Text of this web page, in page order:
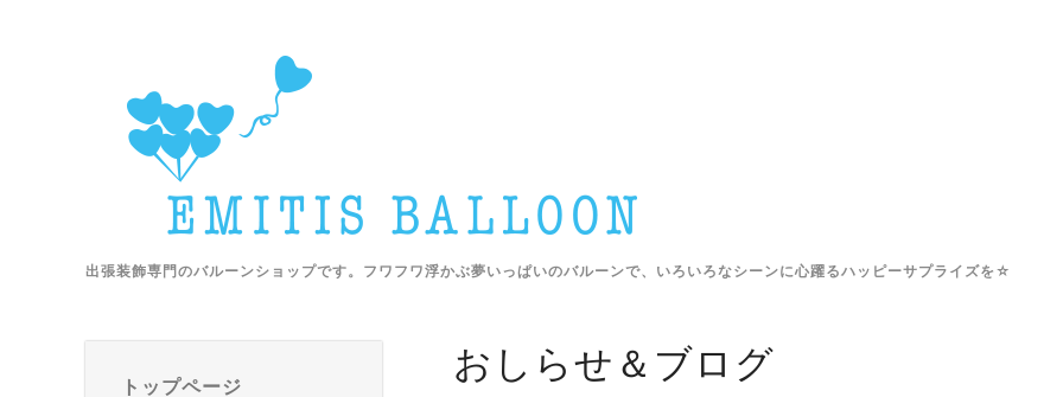
出張装飾専門のバルーンショップです。フワフワ浮かぶ夢いっぱいのバルーンで、いろいろなシーンに心躍るハッピーサプライズを☆
トップページ
おしらせ＆ブログ